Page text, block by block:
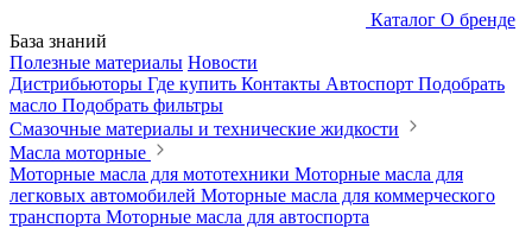
Каталог О бренде
База знаний
Полезные материалы Новости
Дистрибьюторы Где купить Контакты Автоспорт Подобрать
масло Подобрать фильтры
Смазочные материалы и технические жидкости
Масла моторные
Моторные масла для мототехники Моторные масла для
легковых автомобилей Моторные масла для коммерческого
транспорта Моторные масла для автоспорта